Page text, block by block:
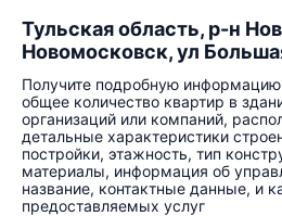
Тульская область, р-н
Новомосковск, ул
Получите подробную
общее количество квартир в
организаций или компаний,
детальные характеристики
постройки, этажность, тип
материалы, информация об
название, контактные данные, и
предоставляемых услуг